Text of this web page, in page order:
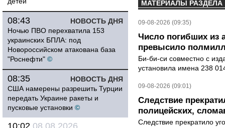
НОВОСТЬ ДНЯ
08:43
Ночью ПВО перехватила 153
украинских БПЛА: под
Новороссийском атакована база
"Роснефти" ©
НОВОСТЬ ДНЯ
08:35
США намерены разрешить Турции
передать Украине ракеты и
пусковые установки ©
10:02 08.08.2026
МАТЕРИАЛЫ РАЗДЕЛА
09-08-2026 (09:35)
Число погибших из
превысило
Би-би-си совместно с
установила имена 238
09-08-2026 (09:01)
Следствие
полицейских,
Следствие прекратило